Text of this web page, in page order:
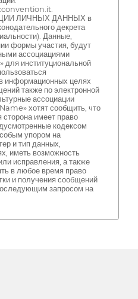
ЛИЧНЫХ ДАННЫХ в
декрета
Данные,
формы участия, будут
ассоциациями
для институциональной
информационных целях
также по электронной
ассоциации
хотят сообщить, что
сторона имеет право
кодексом
упором на
и тип данных,
иметь возможность
исправления, а также
в любое время право
и получения сообщений
запросом на